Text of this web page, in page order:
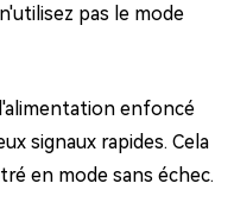
pas le mode
enfoncé
signaux rapides. Cela
en mode sans échec.